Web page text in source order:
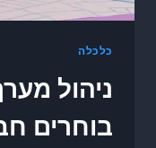
כלכלה
ניהול
בוחרים